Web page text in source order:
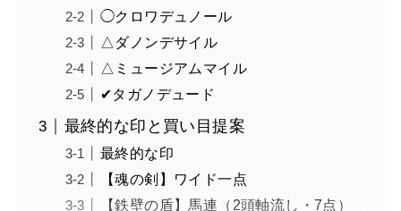
◯クロワデュノール
△ダノンデサイル
△ミュージアムマイル
✔︎タガノデュード
最終的な印と買い目提案
最終的な印
【魂の剣】ワイド一点
【鉄壁の盾】馬連（2頭軸流し・7点）